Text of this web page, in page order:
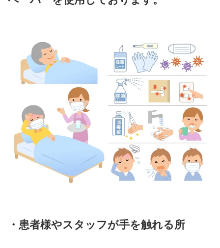
コロナウイルス感染予防対策について